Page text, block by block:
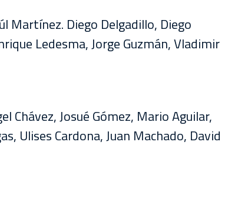
Martínez. Diego Delgadillo, Diego
Ledesma, Jorge Guzmán, Vladimir
Chávez, Josué Gómez, Mario Aguilar,
Ulises Cardona, Juan Machado, David